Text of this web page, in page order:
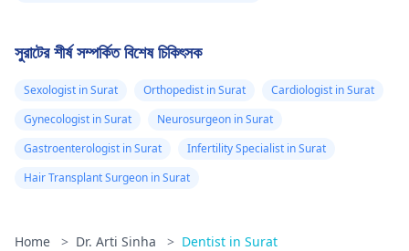
সুরাটের শীর্ষ সম্পর্কিত বিশেষ চিকিৎসক
Sexologist in Surat Orthopedist in Surat
Cardiologist in Surat
Gynecologist in Surat
Neurosurgeon in Surat
Gastroenterologist in Surat
Infertility Specialist in Surat
Hair Transplant Surgeon in Surat
Home > Dr. Arti Sinha > Dentist in Surat